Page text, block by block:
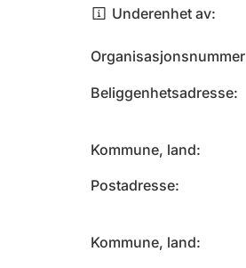
Underenhet av
Organisasjonsnummer
Beliggenhetsadresse
Kommune, land
Postadresse
Kommune, land